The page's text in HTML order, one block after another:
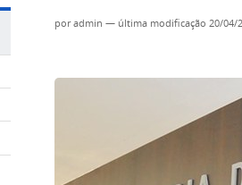
poradmin — última modificação 20/04/